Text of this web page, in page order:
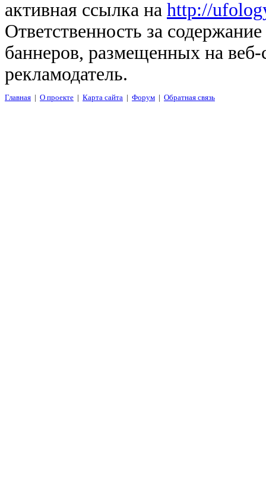
активная ссылка на http://
Ответственность за
баннеров, размещенных на
рекламодатель.
Главная | О проекте | Карта сайта | Форум | Обратная связь